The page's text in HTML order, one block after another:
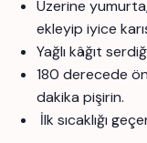
Üzerine
ekleyip iyice
Yağlı kâğıt
180 derecede
dakika pişirin.
İlk sıcaklığı